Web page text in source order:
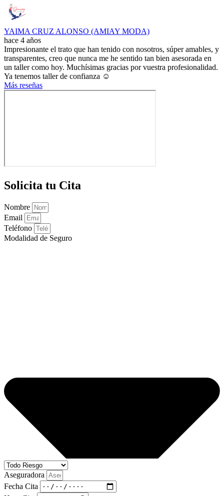
YAIMA CRUZ ALONSO (AMIAY MODA)
hace 4 años
Impresionante el trato que han tenido con nosotros, súper amables, y
transparentes, creo que nunca me he sentido tan bien asesorada en
un taller como hoy. Muchísimas gracias por vuestra profesionalidad.
Ya tenemos taller de confianza ☺️
Más reseñas
Solicita tu Cita
Nombre
Email
Teléfono
Modalidad de Seguro
Aseguradora
Fecha Cita